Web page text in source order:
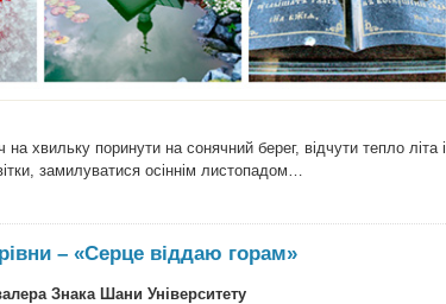
хвильку поринути на сонячний берег, відчути тепло літа і
замилуватися осіннім листопадом…
– «Серце віддаю горам»
Знака Шани Університету